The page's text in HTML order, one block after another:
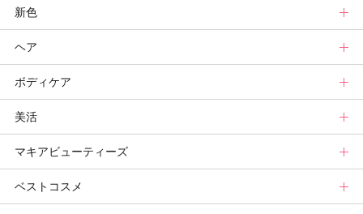
ニュース
スキンケアまとめ
スキンケア診断
メイクトップ
ニュース
メイクまとめ
ベースメイクカタログ
メイク診断
新色
新色トップ
クリスマスコフレ
秋新色
新色コスメスウォッチ
ビューティ速報
ヘア
ヘアトップ
ニュース
ヘアカタログ
ヘアまとめ
ボディケア
ボディケアトップ
ニュース
ボディケアまとめ
美活
美活トップ
美活グランプリ
マキアビューティーズ
マキアビューティーズトップ
ベストコスメ